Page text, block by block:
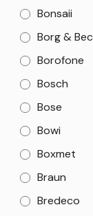
Bonsaii
Borg &
Borofone
Bosch
Bose
Bowi
Boxmet
Braun
Bredeco